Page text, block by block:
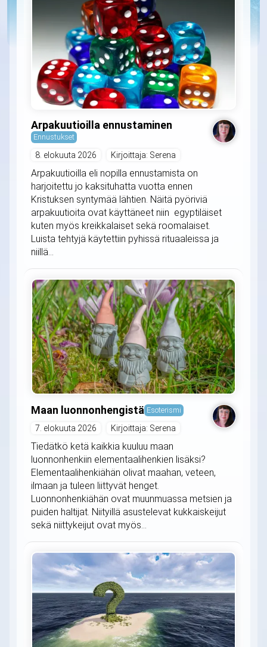
Arpakuutioilla ennustaminen
Ennustukset
8. elokuuta 2026 Kirjoittaja: Serena
Arpakuutioilla eli nopilla ennustamista on
harjoitettu jo kaksituhatta vuotta ennen
Kristuksen syntymää lähtien. Näitä pyöriviä
arpakuutioita ovat käyttäneet niin egyptiläiset
kuten myös kreikkalaiset sekä roomalaiset.
Luista tehtyjä käytettiin pyhissä rituaaleissa ja
niillä...
Maan luonnonhengistä Esoterismi
7. elokuuta 2026 Kirjoittaja: Serena
Tiedätkö ketä kaikkia kuuluu maan
luonnonhenkiin elementaalihenkien lisäksi?
Elementaalihenkiähän olivat maahan, veteen,
ilmaan ja tuleen liittyvät henget.
Luonnonhenkiähän ovat muunmuassa metsien ja
puiden haltijat. Niityillä asustelevat kukkaiskeijut
sekä niittykeijut ovat myös...